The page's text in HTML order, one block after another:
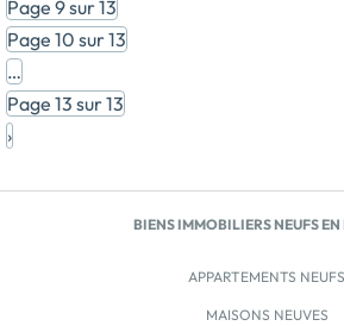
offrant un environnement rassurant
Sur le plan économique, la
et le développement de zones
de la commune contribuent à son
des opportunités d'emploi et
individuelles […] Voir le
Page 9 sur 13
Page 10 sur 13
…
Page 13 sur 13
›
BIENS IMMOBILIERS NEUFS EN
APPARTEMENTS NEUFS
MAISONS NEUVES